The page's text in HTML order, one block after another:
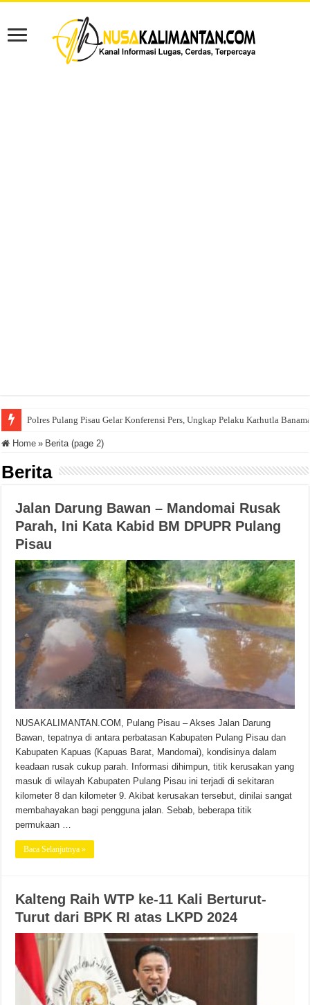
Polres Pulang Pisau Gelar Konferensi Pers, Ungkap Pelaku Karhutla
Home » Berita (page 2)
Berita
Jalan Darung Bawan – Mandomai Rusak
Parah, Ini Kata Kabid BM DPUPR Pulang
Pisau
NUSAKALIMANTAN.COM, Pulang Pisau – Akses Jalan Darung
Bawan, tepatnya di antara perbatasan Kabupaten Pulang Pisau dan
Kabupaten Kapuas (Kapuas Barat, Mandomai), kondisinya dalam
keadaan rusak cukup parah. Informasi dihimpun, titik kerusakan yang
masuk di wilayah Kabupaten Pulang Pisau ini terjadi di sekitaran
kilometer 8 dan kilometer 9. Akibat kerusakan tersebut, dinilai sangat
membahayakan bagi pengguna jalan. Sebab, beberapa titik
permukaan …
Baca Selanjutnya »
Kalteng Raih WTP ke-11 Kali Berturut-
Turut dari BPK RI atas LKPD 2024